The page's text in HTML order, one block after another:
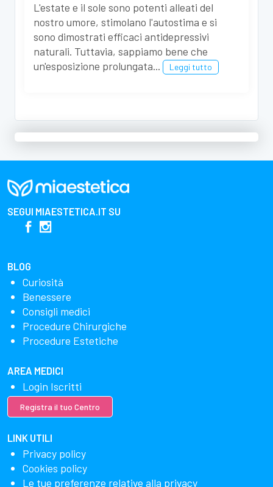
L'estate e il sole sono potenti alleati del
nostro umore, stimolano l'autostima e si
sono dimostrati efficaci antidepressivi
naturali. Tuttavia, sappiamo bene che
un'esposizione prolungata...
Leggi tutto
SEGUI MIAESTETICA.IT SU
BLOG
Curiosità
Benessere
Consigli medici
Procedure Chirurgiche
Procedure Estetiche
AREA MEDICI
Login Iscritti
Registra il tuo Centro
LINK UTILI
Privacy policy
Cookies policy
Le tue preferenze relative alla privacy